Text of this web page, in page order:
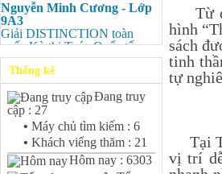
Nguyễn Minh Cương - Lớp
9A3
Giải DISTINCTION toàn
quốc Kỳ thi Toán Quốc tế
Kangaroo – IKMC 2020
Nguyễn Minh Cương - Lớp
9A3
Giải Ba kỳ thi chọn HSG cấp
tỉnh môn Toán.
Bùi Quang Minh - Lớp 9A3
Giải DISTINCTION Toàn
quốc Kỳ thi Toán Quốc tế
Thống kê
Đang truy
cập : 27
• Máy chủ tìm kiếm : 6
• Khách viếng thăm : 21
Hôm nay : 6303
Từ
hình
sách
tinh
tự
Tại
vị trí